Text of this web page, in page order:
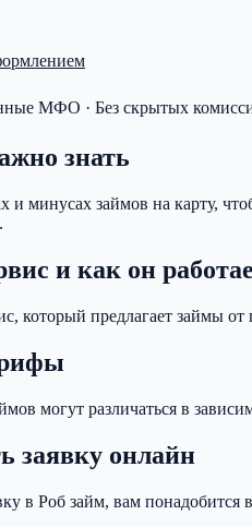
МФО · Без скрытых
знать
и минусах займов на карту,
и как он
который предлагает займы
могут различаться в
заявку онлайн
в Роб займ, вам понадобится